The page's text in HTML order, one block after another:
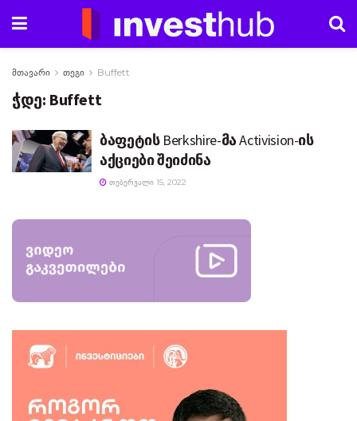
მთავარი თეგი Buffett
ჭდე: Buffett
ბაფეტის Berkshire-მა Activision-ის
აქციები შეიძინა
ᲗᲔᲑᲔᲠᲕᲐᲚᲘ 15, 2022